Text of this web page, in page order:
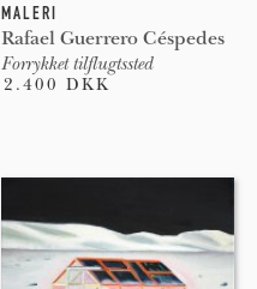
MALERI
Rafael Guerrero Céspedes
Forrykket tilflugtssted
2.400 DKK